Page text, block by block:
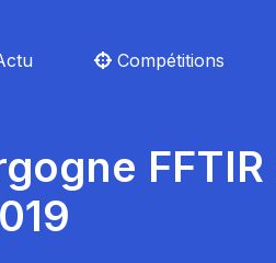
Compétitions
FFTIR